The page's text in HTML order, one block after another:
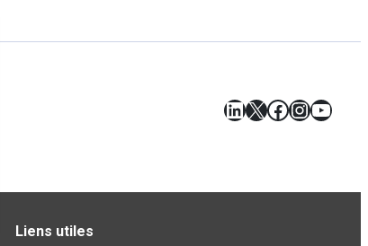
LinkedIn
X Facebook
Liens utiles